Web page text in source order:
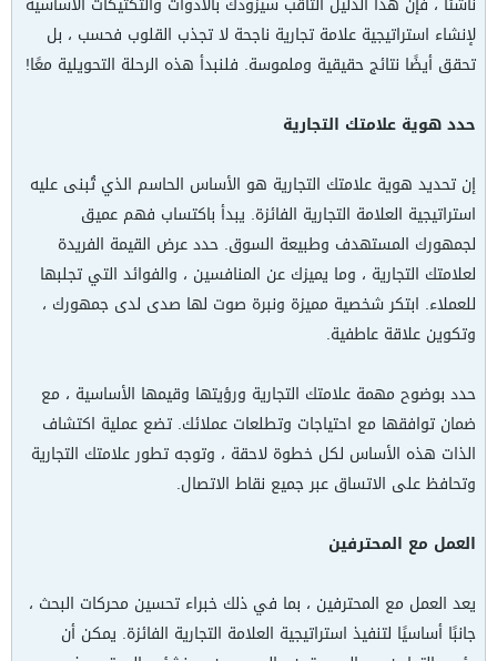
لإنشاء استراتيجية علامة تجارية ناجحة لا تجذب القلوب فحسب ، بل
تحقق أيضًا نتائج حقيقية وملموسة. فلنبدأ هذه الرحلة التحويلية معًا!
حدد هوية علامتك التجارية
إن تحديد هوية علامتك التجارية هو الأساس الحاسم الذي تُبنى عليه
استراتيجية العلامة التجارية الفائزة. يبدأ باكتساب فهم عميق
لجمهورك المستهدف وطبيعة السوق. حدد عرض القيمة الفريدة
لعلامتك التجارية ، وما يميزك عن المنافسين ، والفوائد التي تجلبها
للعملاء. ابتكر شخصية مميزة ونبرة صوت لها صدى لدى جمهورك ،
وتكوين علاقة عاطفية.
حدد بوضوح مهمة علامتك التجارية ورؤيتها وقيمها الأساسية ، مع
ضمان توافقها مع احتياجات وتطلعات عملائك. تضع عملية اكتشاف
الذات هذه الأساس لكل خطوة لاحقة ، وتوجه تطور علامتك التجارية
وتحافظ على الاتساق عبر جميع نقاط الاتصال.
العمل مع المحترفين
يعد العمل مع المحترفين ، بما في ذلك خبراء تحسين محركات البحث ،
جانبًا أساسيًا لتنفيذ استراتيجية العلامة التجارية الفائزة. يمكن أن